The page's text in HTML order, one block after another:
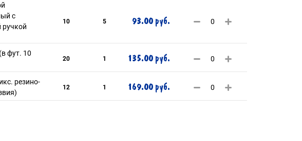
c
ручкой
10 5 93.00 руб.
фут. 10
20 1 135.00 руб.
резино-
12 1 169.00 руб.